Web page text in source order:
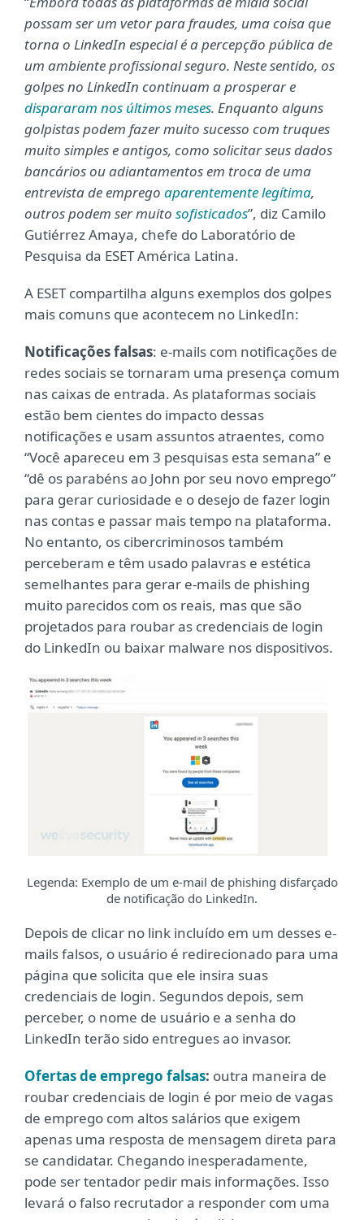
possam ser um vetor para fraudes, uma coisa que
torna o LinkedIn especial é a percepção pública de
um ambiente profissional seguro. Neste sentido, os
golpes no LinkedIn continuam a prosperar e
dispararam nos últimos meses. Enquanto alguns
golpistas podem fazer muito sucesso com truques
muito simples e antigos, como solicitar seus dados
bancários ou adiantamentos em troca de uma
entrevista de emprego aparentemente legítima,
outros podem ser muito sofisticados”, diz Camilo
Gutiérrez Amaya, chefe do Laboratório de
Pesquisa da ESET América Latina.
A ESET compartilha alguns exemplos dos golpes
mais comuns que acontecem no LinkedIn:
Notificações falsas: e-mails com notificações de
redes sociais se tornaram uma presença comum
nas caixas de entrada. As plataformas sociais
estão bem cientes do impacto dessas
notificações e usam assuntos atraentes, como
“Você apareceu em 3 pesquisas esta semana” e
“dê os parabéns ao John por seu novo emprego”
para gerar curiosidade e o desejo de fazer login
nas contas e passar mais tempo na plataforma.
No entanto, os cibercriminosos também
perceberam e têm usado palavras e estética
semelhantes para gerar e-mails de phishing
muito parecidos com os reais, mas que são
projetados para roubar as credenciais de login
do LinkedIn ou baixar malware nos dispositivos.
Legenda: Exemplo de um e-mail de phishing disfarçado
de notificação do LinkedIn.
Depois de clicar no link incluído em um desses e-
mails falsos, o usuário é redirecionado para uma
página que solicita que ele insira suas
credenciais de login. Segundos depois, sem
perceber, o nome de usuário e a senha do
LinkedIn terão sido entregues ao invasor.
Ofertas de emprego falsas: outra maneira de
roubar credenciais de login é por meio de vagas
de emprego com altos salários que exigem
apenas uma resposta de mensagem direta para
se candidatar. Chegando inesperadamente,
pode ser tentador pedir mais informações. Isso
levará o falso recrutador a responder com uma